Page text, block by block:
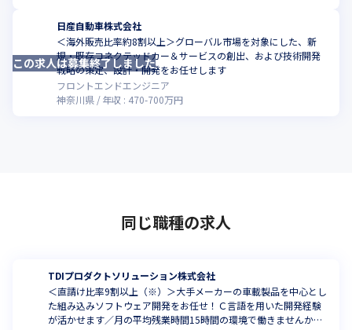
日産自動車株式会社
＜海外販売比率約8割以上＞グローバル市場を対象にした、新
規・既存コネクテッドカー＆サービスの創出、および技術開発
戦略の策定、設計・開発をお任せします
フロントエンドエンジニア
神奈川県
年収 : 470-700万円
この求人は募集終了しました
同じ職種の求人
TDIプロダクトソリューション株式会社
＜直請け比率9割以上（※）＞大手メーカーの車載製品を中心とし
た組み込みソフトウェア開発をお任せ！Ｃ言語を用いた開発経験
が活かせます／月の平均残業時間15時間の環境で働きませんか